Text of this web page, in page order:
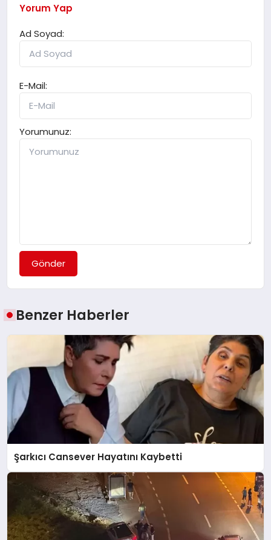
Yorum Yap
Ad Soyad:
E-Mail:
Yorumunuz:
Gönder
Benzer Haberler
Şarkıcı Cansever Hayatını Kaybetti